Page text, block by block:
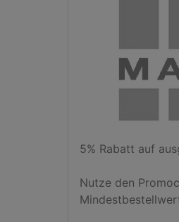
5% Rabatt auf
Nutze den